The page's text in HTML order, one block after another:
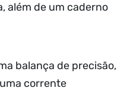
além de um caderno
balança de precisão,
corrente